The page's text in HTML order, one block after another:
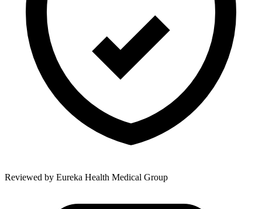
Reviewed by Eureka Health Medical Group